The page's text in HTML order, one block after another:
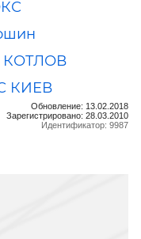
КИЕВ
Обновление: 13.02.2018
Зарегистрировано: 28.03.2010
Идентификатор: 9987